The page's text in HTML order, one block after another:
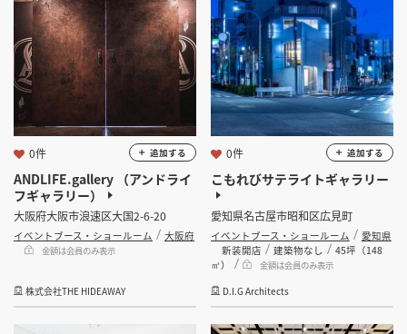
ANDLIFE.gallery （アンドライ
フギャラリー）
大阪府大阪市浪速区大国2-6-20
イベントブース・ショールーム 大阪府
金額は会員のみ表示
株式会社THE HIDEAWAY
0件 追加する
こもれびサテライトギャラリー
愛知県名古屋市昭和区広見町
イベントブース・ショールーム
愛知県
新装開店
建築物なし
45坪（148
㎡）
金額は会員のみ表示
D.I.G Architects
0件 追加する